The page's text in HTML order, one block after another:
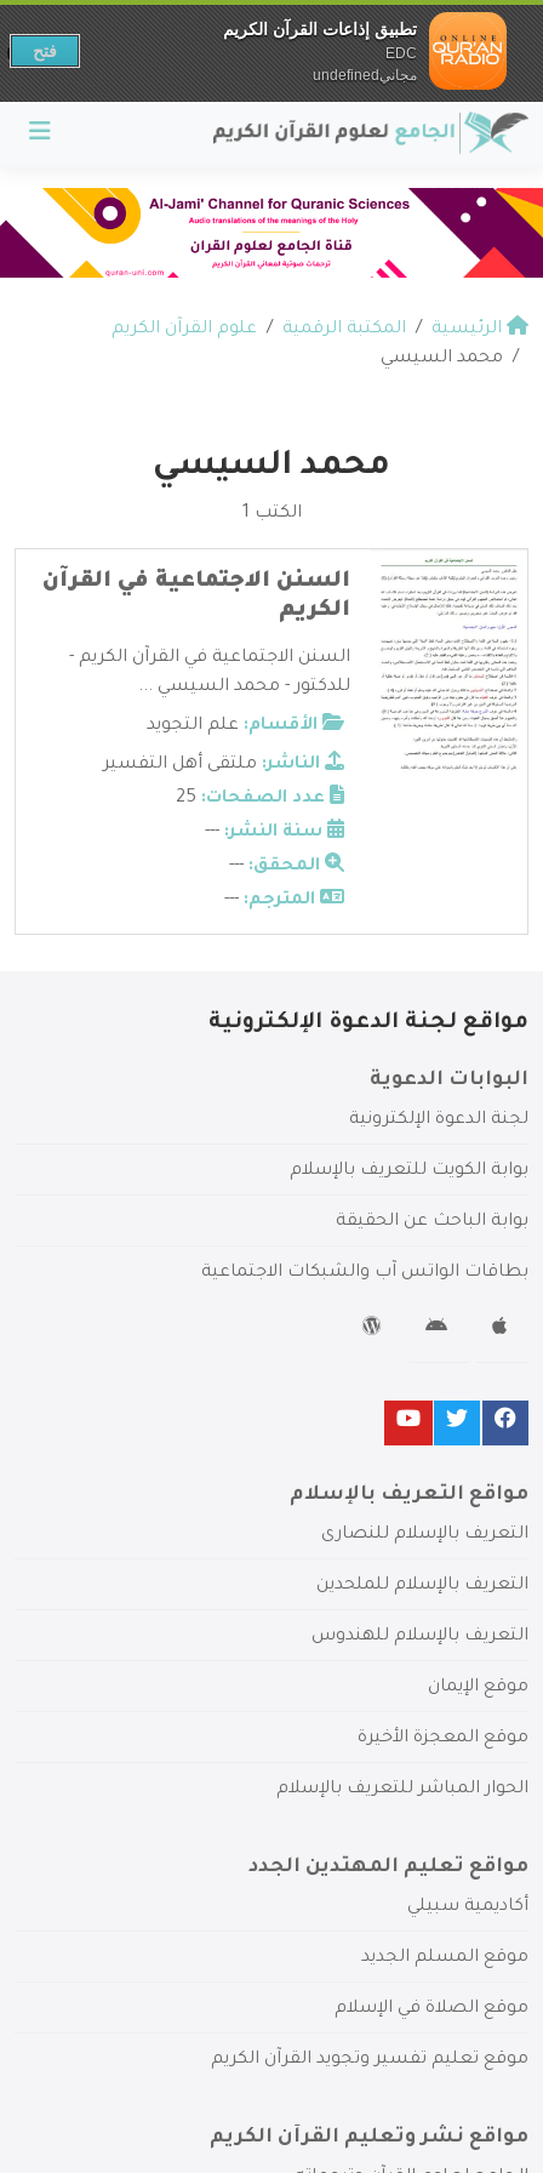
الرئيسية المكتبة الرقمية
علوم القرآن الكريم
محمد السيسي
محمد السيسي
الكتب 1
السنن الاجتماعية في القرآن
الكريم
السنن الاجتماعية في القرآن الكريم -
للدكتور - محمد السيسي ...
الأقسام: علم التجويد
الناشر: ملتقى أهل التفسير
عدد الصفحات:
سنة النشر: ---
المحقق: ---
المترجم: ---
مواقع لجنة الدعوة الإلكترونية
البوابات الدعوية
لجنة الدعوة الإلكترونية
بوابة الكويت للتعريف بالإسلام
بوابة الباحث عن الحقيقة
بطاقات الواتس آب والشبكات الاجتماعية
مواقع التعريف بالإسلام
التعريف بالإسلام للنصارى
التعريف بالإسلام للملحدين
التعريف بالإسلام للهندوس
موقع الإيمان
موقع المعجزة الأخيرة
الحوار المباشر للتعريف بالإسلام
مواقع تعليم المهتدين الجدد
أكاديمية سبيلي
موقع المسلم الجديد
موقع الصلاة في الإسلام
موقع تعليم تفسير وتجويد القرآن الكريم
مواقع نشر وتعليم القرآن الكريم
تطبيق إذاعات القرآن الكريم
EDC
مجانيundefined
فتح